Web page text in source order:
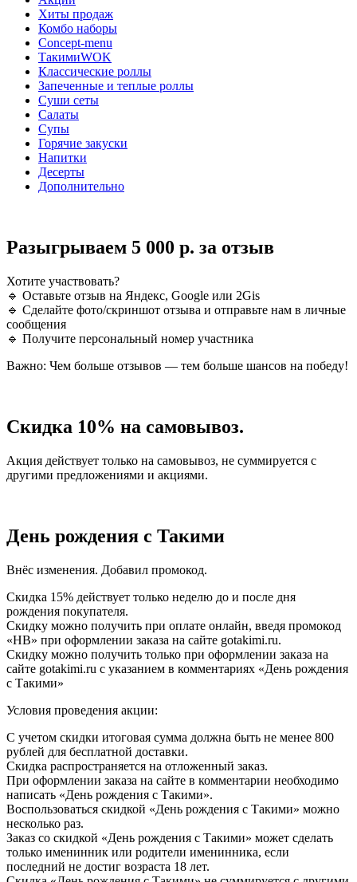
Хиты продаж
Комбо наборы
Concept-menu
ТакимиWOK
Классические роллы
Запеченные и теплые роллы
Суши сеты
Салаты
Супы
Горячие закуски
Напитки
Десерты
Дополнительно
Разыгрываем 5 000 р. за отзыв
Хотите участвовать?
🔹 Оставьте отзыв на Яндекс, Google или 2Gis
🔹 Сделайте фото/скриншот отзыва и отправьте нам в личные
сообщения
🔹 Получите персональный номер участника
Важно: Чем больше отзывов — тем больше шансов на победу!
Скидка 10% на самовывоз.
Акция действует только на самовывоз, не суммируется с
другими предложениями и акциями.
День рождения с Такими
Внёс изменения. Добавил промокод.
Скидка 15% действует только неделю до и после дня
рождения покупателя.
Скидку можно получить при оплате онлайн, введя промокод
«HB» при оформлении заказа на сайте gotakimi.ru.
Скидку можно получить только при оформлении заказа на
сайте gotakimi.ru с указанием в комментариях «День рождения
с Такими»
Условия проведения акции:
С учетом скидки итоговая сумма должна быть не менее 800
рублей для бесплатной доставки.
Скидка распространяется на отложенный заказ.
При оформлении заказа на сайте в комментарии необходимо
написать «День рождения с Такими».
Воспользоваться скидкой «День рождения с Такими» можно
несколько раз.
Заказ со скидкой «День рождения с Такими» может сделать
только именинник или родители именинника, если
последний не достиг возраста 18 лет.